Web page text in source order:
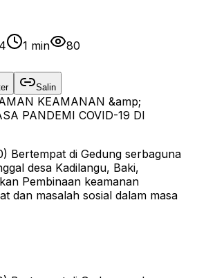
1 min
80
Salin
Bertempat di Gedung serbaguna
desa Kadilangu, Baki,
Pembinaan keamanan
dan masalah sosial dalam masa